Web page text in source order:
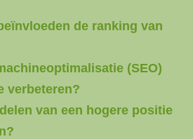
de ranking van
(SEO)
verbeteren?
van een hogere positie